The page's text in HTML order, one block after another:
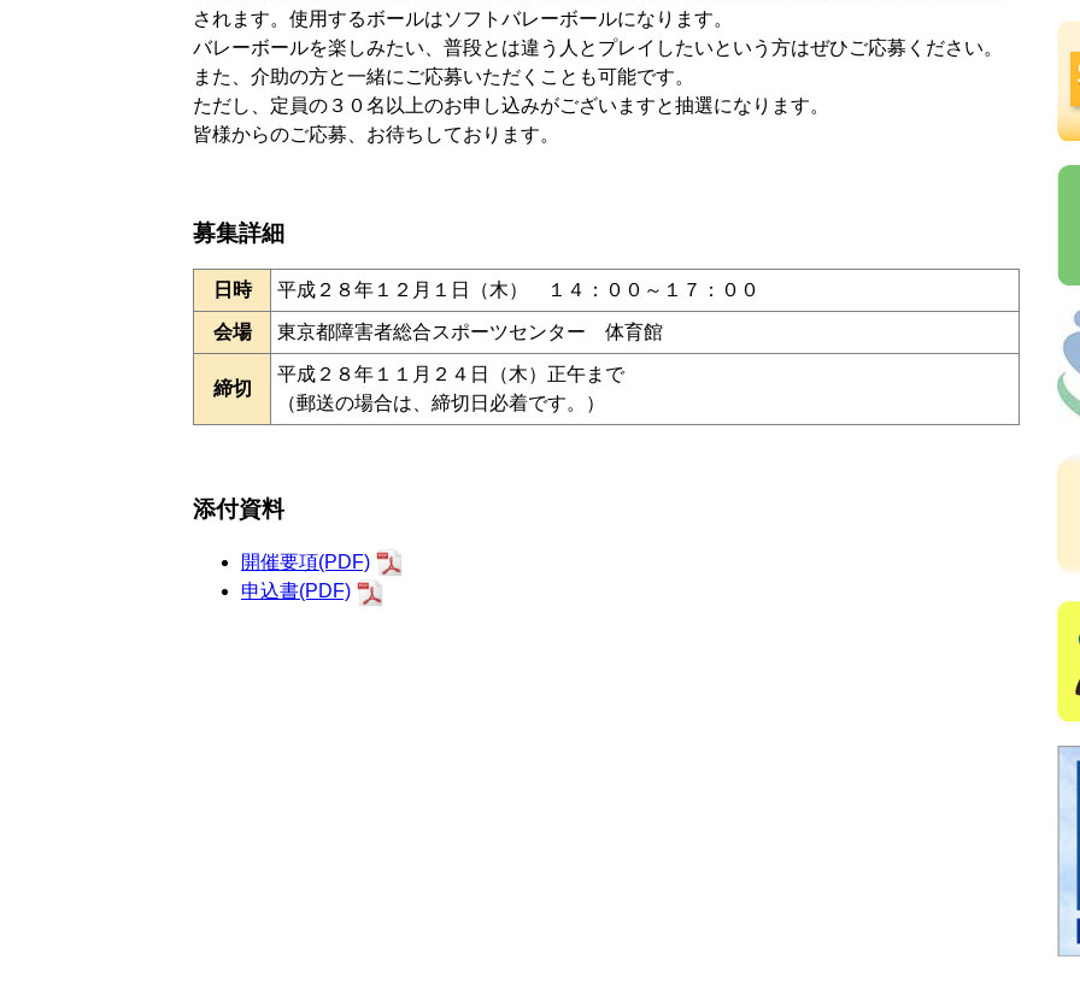
されます。使用するボールはソフトバレーボールになります。
バレーボールを楽しみたい、普段とは違う人とプレイしたいという方はぜひご応募ください。
また、介助の方と一緒にご応募いただくことも可能です。
ただし、定員の３０名以上のお申し込みがございますと抽選になります。
皆様からのご応募、お待ちしております。
募集詳細
日時 平成２８年１２月１日（木） １４：００～１７：００
会場 東京都障害者総合スポーツセンター 体育館
締切
平成２８年１１月２４日（木）正午まで
（郵送の場合は、締切日必着です。）
添付資料
開催要項(PDF)
申込書(PDF)